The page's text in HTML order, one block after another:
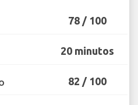
78 / 100
20 minutos
82 / 100